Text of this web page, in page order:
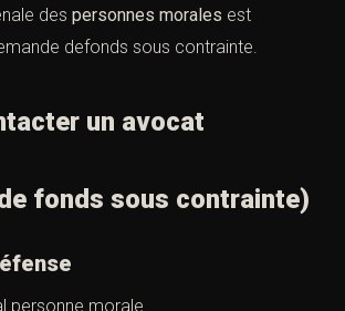
des personnes morales est
defonds sous contrainte.
un avocat
fonds sous contrainte)
personne morale